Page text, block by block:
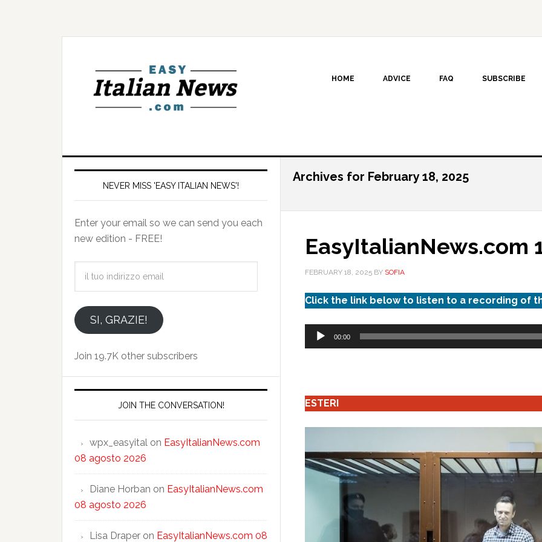
HOME ADVICE FAQ SUBSCRIBE
Archives for February 18, 2025
EasyItalianNews.com
FEBRUARY 18, 2025 BY SOFIA
Click the link below to listen to a recording of
Audio
Player
00:00
ESTERI
NEVER MISS 'EASY ITALIAN NEWS'!
Enter your email so we can send you each
new edition - FREE!
emailSI, GRAZIE!
Join 19.7K other subscribers
JOIN THE CONVERSATION!
wpx_easyital on EasyItalianNews.com
08 agosto 2026
Diane Horban on EasyItalianNews.com
08 agosto 2026
Lisa Draper on EasyItalianNews.com 08